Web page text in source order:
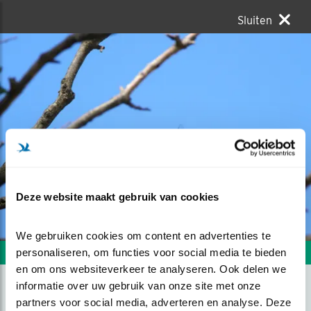
Deze website maakt gebruik van cookies
We gebruiken cookies om content en advertenties te
personaliseren, om functies voor social media te bieden
en om ons websiteverkeer te analyseren. Ook delen we
informatie over uw gebruik van onze site met onze
partners voor social media, adverteren en analyse. Deze
Sluiten
Volgende foto Vorige foto